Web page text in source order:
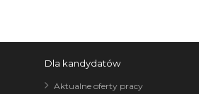
Dla kandydatów
Aktualne oferty pracy